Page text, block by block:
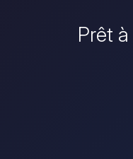
Prêt